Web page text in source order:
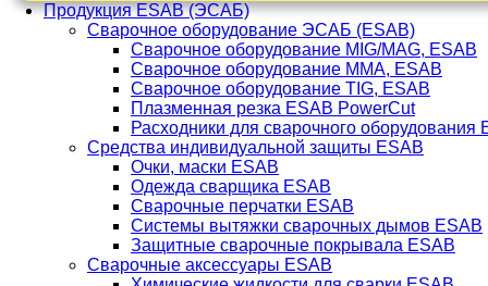
Продукция ESAB (ЭСАБ)
Сварочное оборудование ЭСАБ (ESAB)
Сварочное оборудование MIG/MAG, ESAB
Сварочное оборудование ММА, ESAB
Сварочное оборудование TIG, ESAB
Плазменная резка ESAB PowerCut
Расходники для сварочного оборудования
Средства индивидуальной защиты ESAB
Очки, маски ESAB
Одежда сварщика ESAB
Сварочные перчатки ESAB
Системы вытяжки сварочных дымов ESAB
Защитные сварочные покрывала ESAB
Сварочные аксессуары ESAB